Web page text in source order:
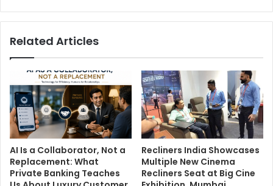
Related Articles
AI Is a Collaborator, Not a
Replacement: What
Private Banking Teaches
Recliners India Showcases
Multiple New Cinema
Recliners Seat at Big Cine